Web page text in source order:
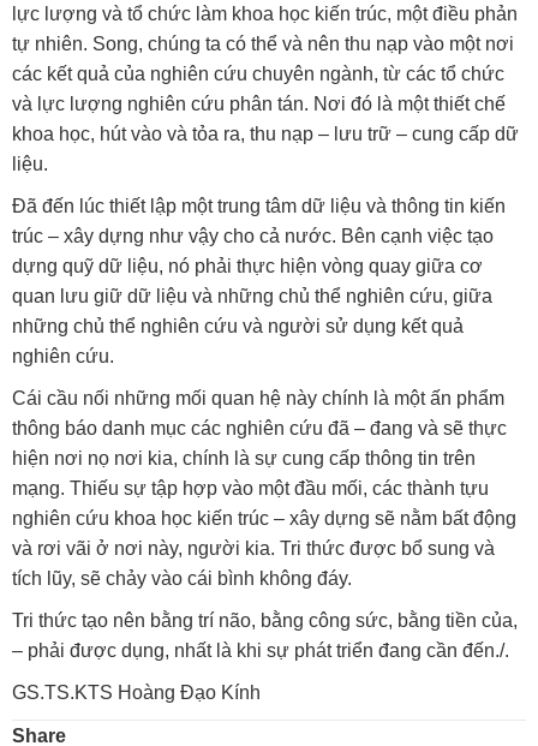
lực lượng và tổ chức làm khoa học kiến trúc, một điều phản
tự nhiên. Song, chúng ta có thể và nên thu nạp vào một nơi
các kết quả của nghiên cứu chuyên ngành, từ các tổ chức
và lực lượng nghiên cứu phân tán. Nơi đó là một thiết chế
khoa học, hút vào và tỏa ra, thu nạp – lưu trữ – cung cấp dữ
liệu.
Đã đến lúc thiết lập một trung tâm dữ liệu và thông tin kiến
trúc – xây dựng như vậy cho cả nước. Bên cạnh việc tạo
dựng quỹ dữ liệu, nó phải thực hiện vòng quay giữa cơ
quan lưu giữ dữ liệu và những chủ thể nghiên cứu, giữa
những chủ thể nghiên cứu và người sử dụng kết quả
nghiên cứu.
Cái cầu nối những mối quan hệ này chính là một ấn phẩm
thông báo danh mục các nghiên cứu đã – đang và sẽ thực
hiện nơi nọ nơi kia, chính là sự cung cấp thông tin trên
mạng. Thiếu sự tập hợp vào một đầu mối, các thành tựu
nghiên cứu khoa học kiến trúc – xây dựng sẽ nằm bất động
và rơi vãi ở nơi này, người kia. Tri thức được bổ sung và
tích lũy, sẽ chảy vào cái bình không đáy.
Tri thức tạo nên bằng trí não, bằng công sức, bằng tiền của,
– phải được dụng, nhất là khi sự phát triển đang cần đến./.
GS.TS.KTS Hoàng Đạo Kính
Share